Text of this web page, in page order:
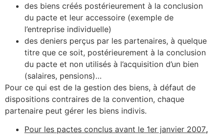
des biens créés postérieurement à la conclusion
du pacte et leur accessoire (exemple de
l’entreprise individuelle)
des deniers perçus par les partenaires, à quelque
titre que ce soit, postérieurement à la conclusion
du pacte et non utilisés à l’acquisition d’un bien
(salaires, pensions)…
Pour ce qui est de la gestion des biens, à défaut de
dispositions contraires de la convention, chaque
partenaire peut gérer les biens indivis.
Pour les pactes conclus avant le 1er janvier 2007,